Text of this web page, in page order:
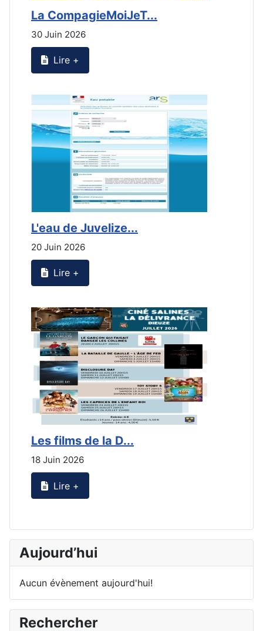
La CompagieMoiJeT...
30 Juin 2026
Lire +
L'eau de Juvelize...
20 Juin 2026
Lire +
Les films de la D...
18 Juin 2026
Lire +
Aujourd’hui
Aucun évènement aujourd'hui!
Rechercher